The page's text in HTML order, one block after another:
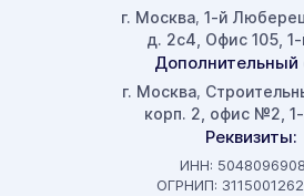
г. Москва, 1-й
д. 2с4, Офис 105,
Дополнительный
г. Москва,
корп. 2, офис №2,
Реквизиты:
ИНН:
ОГРНИП: